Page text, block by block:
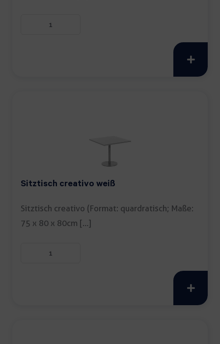
Sitztisch creativo weiß
Sitztisch creativo (Format: quardratisch; Maße:
75 x 80 x 80cm […]